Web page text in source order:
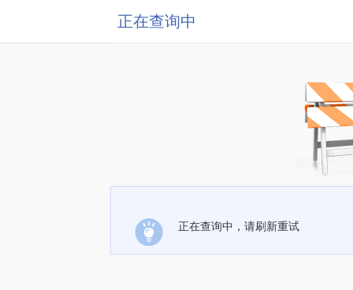
正在查询中
正在查询中，请刷新重试